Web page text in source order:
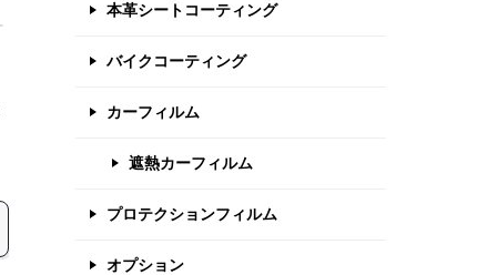
本革シートコーティング
バイクコーティング
カーフィルム
遮熱カーフィルム
プロテクションフィルム
オプション